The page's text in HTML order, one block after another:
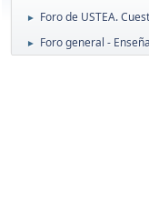
► Foro de USTEA.
► Foro general -